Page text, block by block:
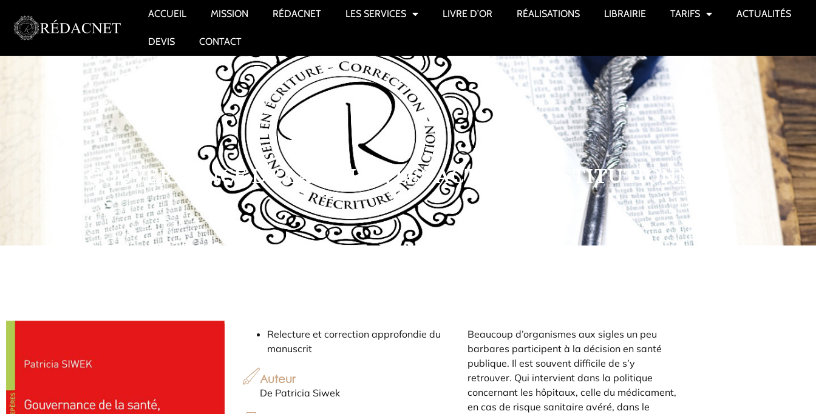
ACCUEIL MISSION RÉDACNET LES SERVICES LIVRE D’OR RÉALISATIONS LIBRAIRIE TARIFS ACTUALITÉS
DEVIS CONTACT
GOUVERNANCE DE LA SANTÉ, LES ACTEURS INSTITUTIONNELS
Relecture et correction approfondie du
manuscrit
Auteur
De Patricia Siwek
Beaucoup d’organismes aux sigles un peu
barbares participent à la décision en santé
publique. Il est souvent difficile de s’y
retrouver. Qui intervient dans la politique
concernant les hôpitaux, celle du médicament,
en cas de risque sanitaire avéré, dans le